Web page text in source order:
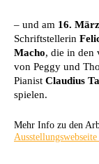
– und am 16.
Schriftstellerin
Macho, die in den
von Peggy und
Pianist Claudius
spielen.
Mehr Info zu den